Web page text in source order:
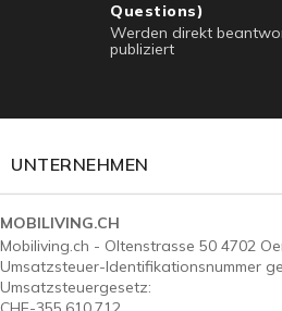
Questions)
Werden direkt
publiziert
UNTERNEHMEN
MOBILIVING.CH
Mobiliving.ch - Oltenstrasse 50 4702
Umsatzsteuer-Identifikationsnummer
Umsatzsteuergesetz: